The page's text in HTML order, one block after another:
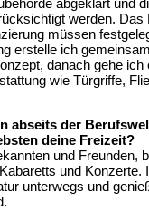
abgeklärt und
werden. Das
müssen
erstelle ich
danach gehe
wie Türgriffe,
abseits der
deine Freizeit?
und Freunden,
und Konzerte.
unterwegs und